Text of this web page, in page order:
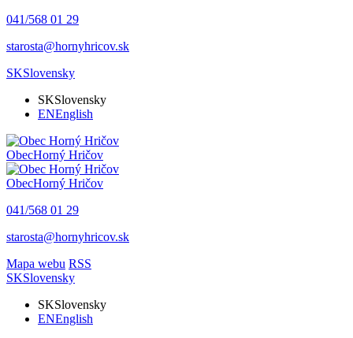
041/568 01 29
starosta@hornyhricov.sk
SKSlovensky
SKSlovensky
ENEnglish
ObecHorný Hričov
ObecHorný Hričov
041/568 01 29
starosta@hornyhricov.sk
Mapa webu RSS
SKSlovensky
SKSlovensky
ENEnglish